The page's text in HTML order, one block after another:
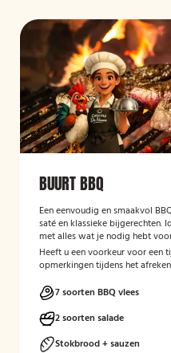
BUURT BBQ
Een eenvoudig en smaakvol
saté en klassieke bijgerechten.
met alles wat je nodig hebt
Heeft u een voorkeur voor
opmerkingen tijdens het
7 soorten BBQ vlees
2 soorten salade
Stokbrood + sauzen